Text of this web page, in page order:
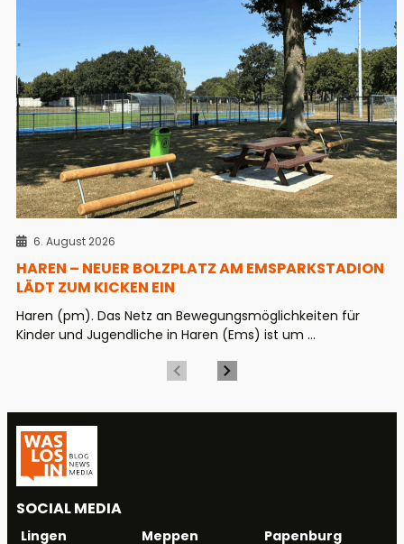
6. August 2026
HAREN – NEUER BOLZPLATZ AM EMSPARKSTADION
LÄDT ZUM KICKEN EIN
Haren (pm). Das Netz an Bewegungsmöglichkeiten für
Kinder und Jugendliche in Haren (Ems) ist um ...
SOCIAL MEDIA
Lingen Meppen Papenburg